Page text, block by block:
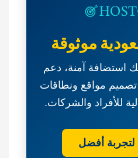
موثوقة
آمنة، دعم
مواقع ونطاقات
للأفراد والشركات.
لتجربة أفضل